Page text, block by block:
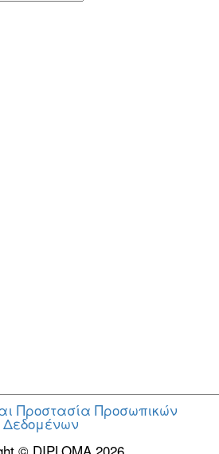
Προστασία Προσωπικών
Δεδομένων